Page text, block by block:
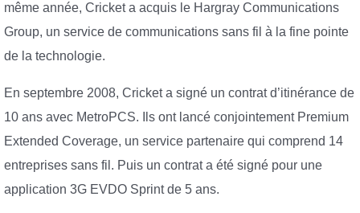
même année, Cricket a acquis le Hargray Communications
Group, un service de communications sans fil à la fine pointe
de la technologie.
En septembre 2008, Cricket a signé un contrat d’itinérance de
10 ans avec MetroPCS. Ils ont lancé conjointement Premium
Extended Coverage, un service partenaire qui comprend 14
entreprises sans fil. Puis un contrat a été signé pour une
application 3G EVDO Sprint de 5 ans.